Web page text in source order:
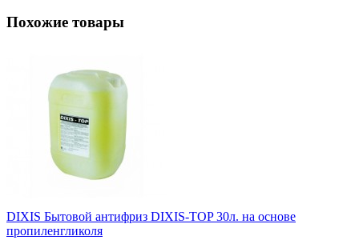
Похожие товары
DIXIS Бытовой антифриз DIXIS-TOP 30л. на основе
пропиленгликоля